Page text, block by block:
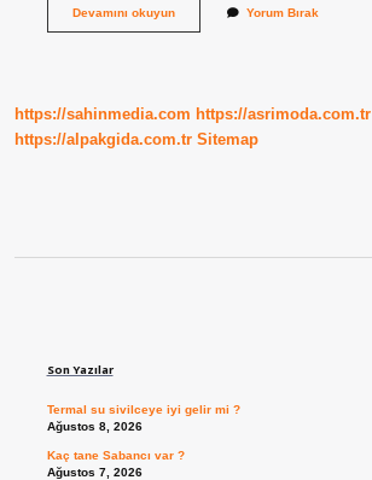
Devamını okuyunKayısı
Yorum Bırak
https://sahinmedia.com https://asrimoda.com.tr
https://alpakgida.com.tr Sitemap
Son Yazılar
Termal su sivilceye iyi gelir mi ?
Ağustos 8, 2026
Kaç tane Sabancı var ?
Ağustos 7, 2026